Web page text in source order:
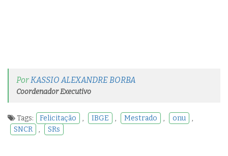
PorKASSIO ALEXANDRE BORBA
Coordenador Executivo
Tags: Felicitação , IBGE , Mestrado , onu
,
SNCR
, SRs